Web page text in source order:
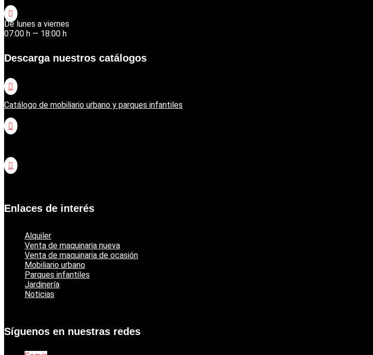

De lunes a viernes
07:00 h — 18:00 h
Descarga nuestros catálogos

Catálogo de mobiliario urbano y parques infantiles


Enlaces de interés
Alquiler
Venta de maquinaria nueva
Venta de maquinaria de ocasión
Mobiliario urbano
Parques infantiles
Jardinería
Noticias
Síguenos en nuestras redes